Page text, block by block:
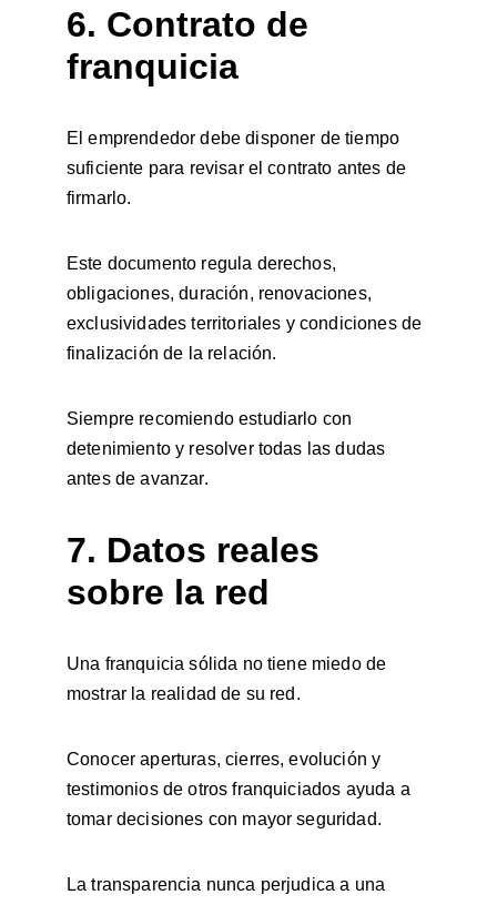
6. Contrato de
franquicia
El emprendedor debe disponer de tiempo
suficiente para revisar el contrato antes de
firmarlo.
Este documento regula derechos,
obligaciones, duración, renovaciones,
exclusividades territoriales y condiciones de
finalización de la relación.
Siempre recomiendo estudiarlo con
detenimiento y resolver todas las dudas
antes de avanzar.
7. Datos reales
sobre la red
Una franquicia sólida no tiene miedo de
mostrar la realidad de su red.
Conocer aperturas, cierres, evolución y
testimonios de otros franquiciados ayuda a
tomar decisiones con mayor seguridad.
La transparencia nunca perjudica a una